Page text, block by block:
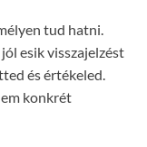
tud hatni.
esik visszajelzést
és értékeled.
konkrét